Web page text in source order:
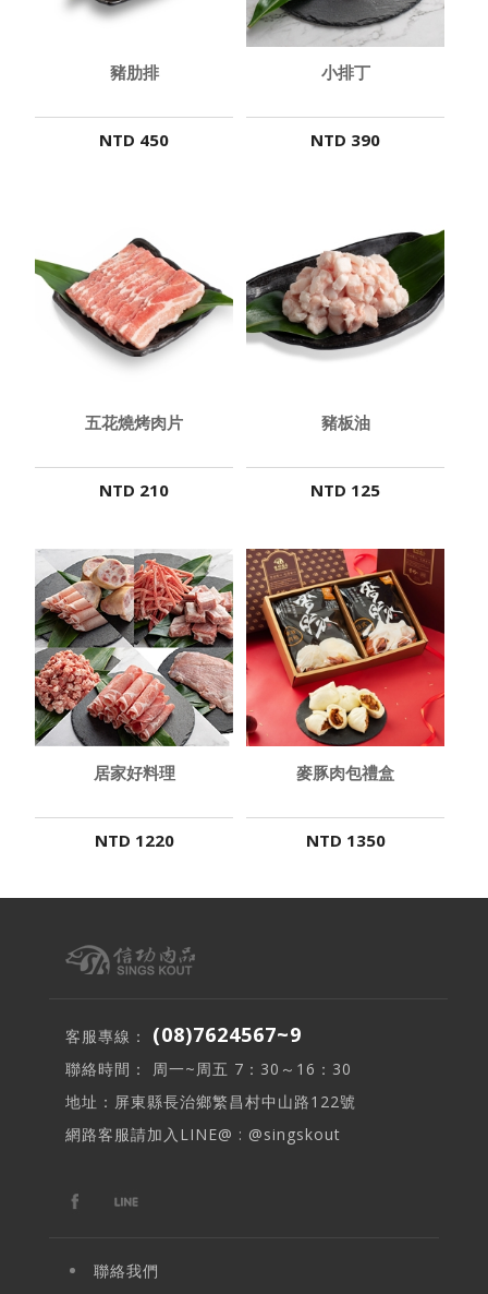
豬肋排
NTD 450
小排丁
NTD 390
五花燒烤肉片
NTD 210
豬板油
NTD 125
居家好料理
NTD 1220
麥豚肉包禮盒
NTD 1350
客服專線： (08)7624567~9
聯絡時間： 周一~周五 7：30～16：30
地址：屏東縣長治鄉繁昌村中山路122號
網路客服請加入LINE@ : @singskout
聯絡我們